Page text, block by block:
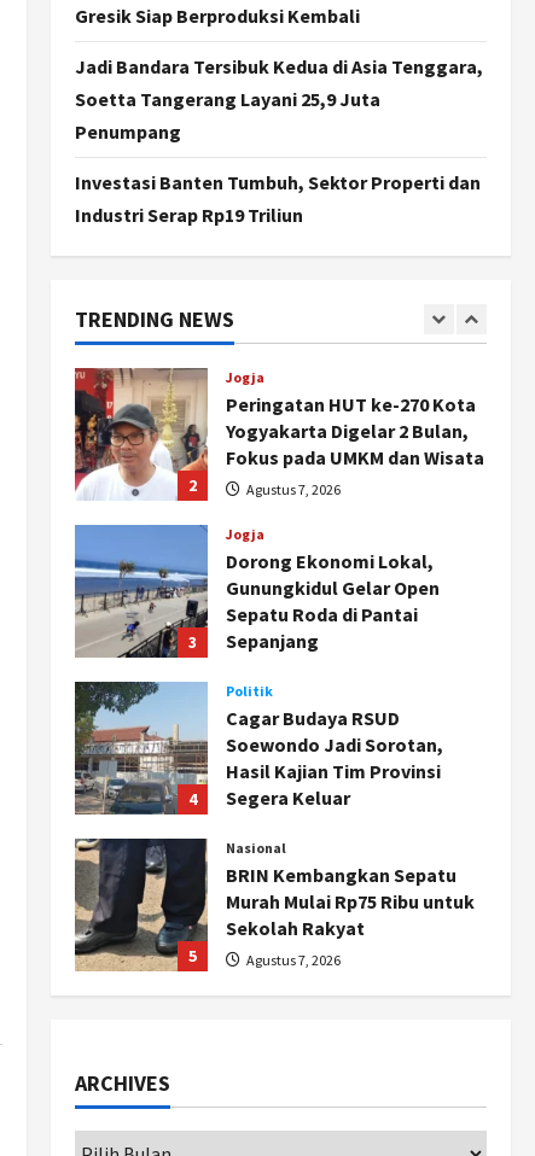
Gresik Siap Berproduksi Kembali
Jadi Bandara Tersibuk Kedua di Asia Tenggara,
Soetta Tangerang Layani 25,9 Juta
Penumpang
Investasi Banten Tumbuh, Sektor Properti dan
Industri Serap Rp19 Triliun
TRENDING NEWS
4
Segera Keluar
Agustus 7, 2026
Nasional
BRIN Kembangkan Sepatu
Murah Mulai Rp75 Ribu untuk
Agustus 7, 2026
1
Politik
2
Jogja
Peringatan HUT ke-270 Kota
Yogyakarta Digelar 2 Bulan,
Fokus pada UMKM dan Wisata
Agustus 7, 2026
3
Jogja
Dorong Ekonomi Lokal,
Gunungkidul Gelar Open
Sepatu Roda di Pantai
Sepanjang
4
Politik
Cagar Budaya RSUD
Soewondo Jadi Sorotan,
Hasil Kajian Tim Provinsi
Segera Keluar
5
Nasional
BRIN Kembangkan Sepatu
Murah Mulai Rp75 Ribu untuk
Sekolah Rakyat
Agustus 7, 2026
1
ARCHIVES